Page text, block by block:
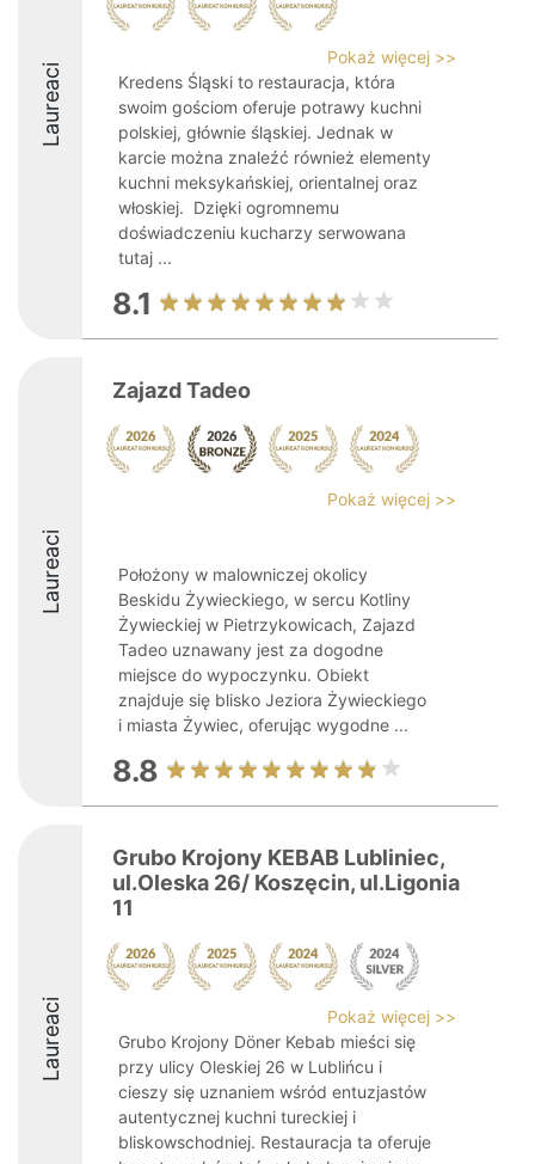
Laureaci
Pokaż więcej >>
Kredens Śląski to restauracja, która
swoim gościom oferuje potrawy kuchni
polskiej, głównie śląskiej. Jednak w
karcie można znaleźć również elementy
kuchni meksykańskiej, orientalnej oraz
włoskiej. Dzięki ogromnemu
doświadczeniu kucharzy serwowana
tutaj ...
8.1
Laureaci
Zajazd Tadeo
Pokaż więcej >>
Położony w malowniczej okolicy
Beskidu Żywieckiego, w sercu Kotliny
Żywieckiej w Pietrzykowicach, Zajazd
Tadeo uznawany jest za dogodne
miejsce do wypoczynku. Obiekt
znajduje się blisko Jeziora Żywieckiego
i miasta Żywiec, oferując wygodne ...
8.8
Laureaci
Grubo Krojony KEBAB Lubliniec,
ul.Oleska 26/ Koszęcin, ul.Ligonia
11
Pokaż więcej >>
Grubo Krojony Döner Kebab mieści się
przy ulicy Oleskiej 26 w Lublińcu i
cieszy się uznaniem wśród entuzjastów
autentycznej kuchni tureckiej i
bliskowschodniej. Restauracja ta oferuje